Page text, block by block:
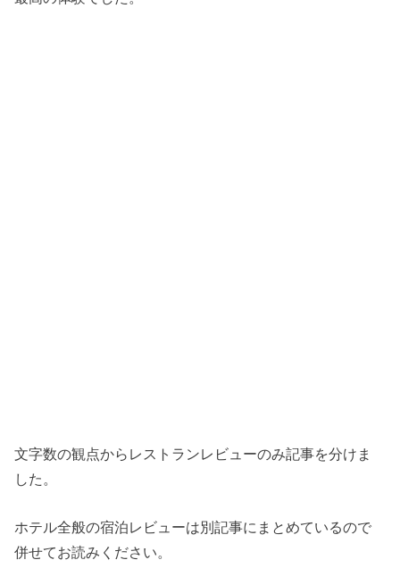
文字数の観点からレストランレビューのみ記事を分けま
した。
ホテル全般の宿泊レビューは別記事にまとめているので
併せてお読みください。